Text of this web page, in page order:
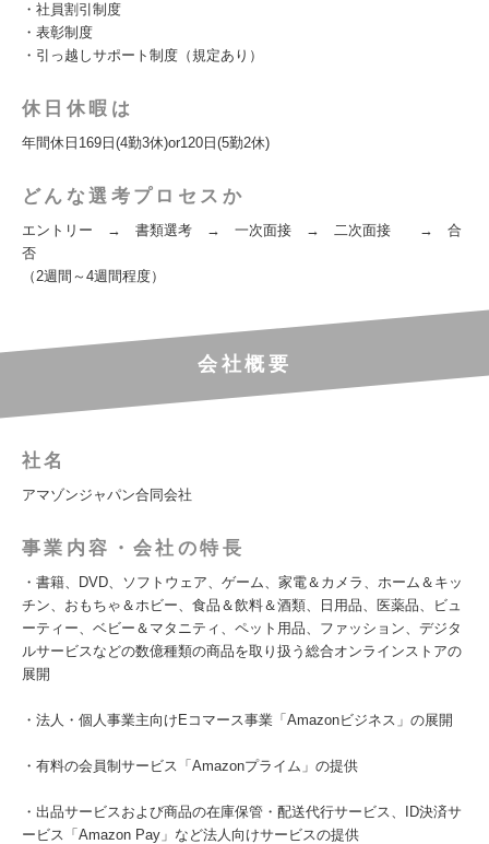
・社員割引制度
・表彰制度
・引っ越しサポート制度（規定あり）
休日休暇は
年間休日169日(4勤3休)or120日(5勤2休)
どんな選考プロセスか
エントリー → 書類選考 → 一次面接 → 二次面接 → 合
否
（2週間～4週間程度）
会社概要
社名
アマゾンジャパン合同会社
事業内容・会社の特長
・書籍、DVD、ソフトウェア、ゲーム、家電＆カメラ、ホーム＆キッ
チン、おもちゃ＆ホビー、食品＆飲料＆酒類、日用品、医薬品、ビュ
ーティー、ベビー＆マタニティ、ペット用品、ファッション、デジタ
ルサービスなどの数億種類の商品を取り扱う総合オンラインストアの
展開
・法人・個人事業主向けEコマース事業「Amazonビジネス」の展開
・有料の会員制サービス「Amazonプライム」の提供
・出品サービスおよび商品の在庫保管・配送代行サービス、ID決済サ
ービス「Amazon Pay」など法人向けサービスの提供